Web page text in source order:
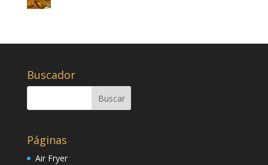
Buscador
Páginas
Air Fryer